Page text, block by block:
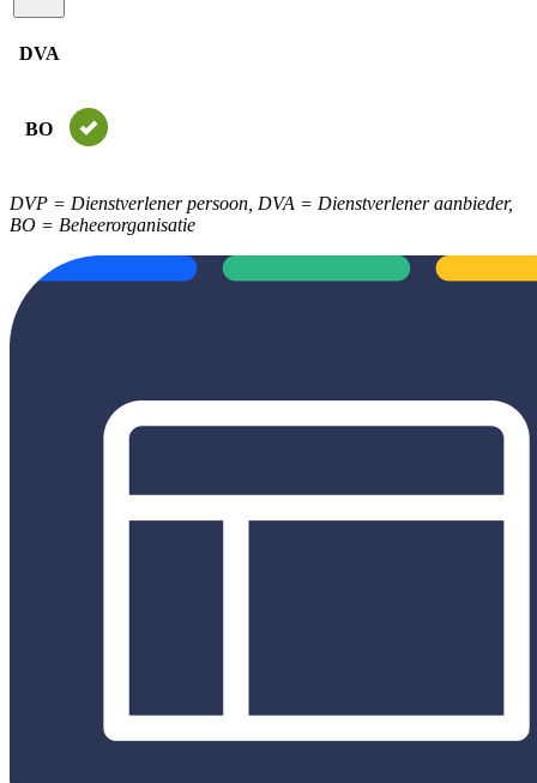
DVA
BO
DVP = Dienstverlener persoon, DVA = Dienstverlener aanbieder,
BO = Beheerorganisatie